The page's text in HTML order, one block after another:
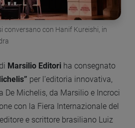
conversano con Hanif Kureishi, in
Marsilio Editori ha consegnato
per l’editoria innovativa,
De Michelis, da Marsilio e Incroci
con la Fiera Internazionale del
e scrittore brasiliano Luiz